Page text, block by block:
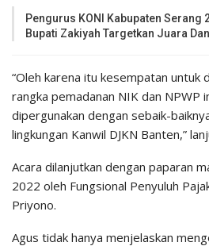
Pengurus KONI Kabupaten Serang
Bupati Zakiyah Targetkan Juara
“Oleh karena itu kesempatan untuk
rangka pemadanan NIK dan NPWP
dipergunakan dengan sebaik-
lingkungan Kanwil DJKN Banten,”
Acara dilanjutkan dengan paparan
2022 oleh Fungsional Penyuluh
Priyono.
Agus tidak hanya menjelaskan